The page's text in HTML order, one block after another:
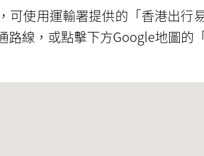
可使用運輸署提供的「香港出行
路線，或點擊下方Google地圖的